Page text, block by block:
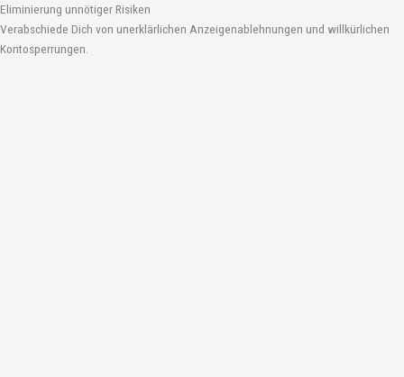
Eliminierung unnötiger Risiken
Verabschiede Dich von unerklärlichen Anzeigenablehnungen und willkürlichen
Kontosperrungen.